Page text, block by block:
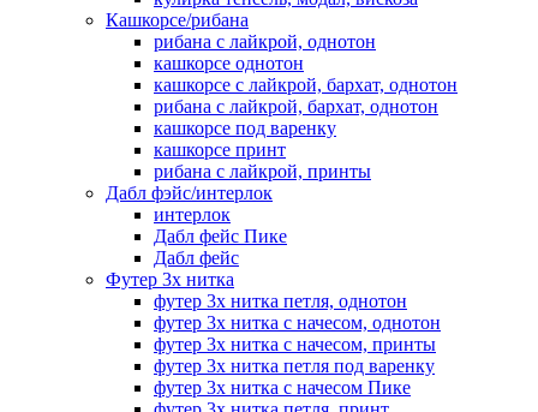
Кашкорсе/рибана
рибана с лайкрой, однотон
кашкорсе однотон
кашкорсе с лайкрой, бархат, однотон
рибана с лайкрой, бархат, однотон
кашкорсе под варенку
кашкорсе принт
рибана с лайкрой, принты
Дабл фэйс/интерлок
интерлок
Дабл фейс Пике
Дабл фейс
Футер 3х нитка
футер 3х нитка петля, однотон
футер 3х нитка с начесом, однотон
футер 3х нитка с начесом, принты
футер 3х нитка петля под варенку
футер 3х нитка с начесом Пике